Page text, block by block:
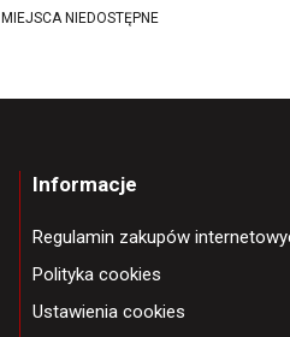
MIEJSCA NIEDOSTĘPNE
Informacje
Regulamin zakupów
Polityka cookies
Ustawienia cookies